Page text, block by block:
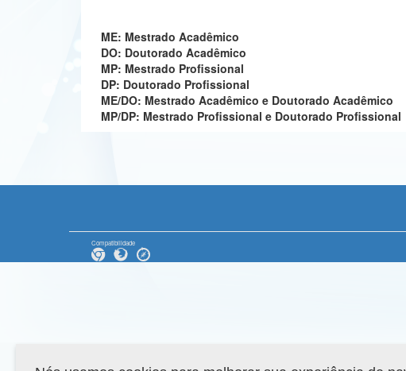
ME: Mestrado Acadêmico
DO: Doutorado Acadêmico
MP: Mestrado Profissional
DP: Doutorado Profissional
ME/DO: Mestrado Acadêmico e Doutorado Acadêmico
MP/DP: Mestrado Profissional e Doutorado Profissional
Compatibilidade